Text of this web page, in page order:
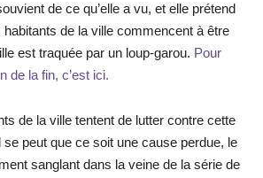
de ce qu’elle a vu, et elle prétend
habitants de la ville commencent à être
est traquée par un loup-garou. Pour
de la fin, c’est ici.
de la ville tentent de lutter contre cette
se peut que ce soit une cause perdue, le
sanglant dans la veine de la série de